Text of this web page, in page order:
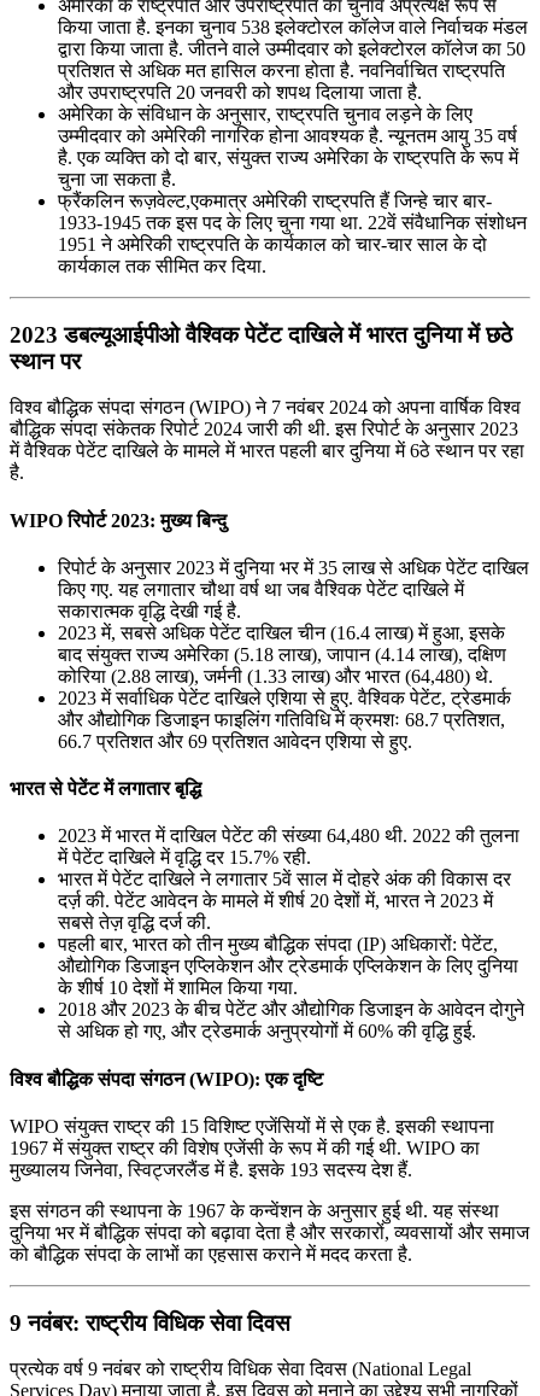
अमेरिका के राष्ट्रपति और उपराष्ट्रपति का चुनाव अप्रत्यक्ष रूप से
किया जाता है. इनका चुनाव 538 इलेक्टोरल कॉलेज वाले निर्वाचक मंडल
द्वारा किया जाता है. जीतने वाले उम्मीदवार को इलेक्टोरल कॉलेज का 50
प्रतिशत से अधिक मत हासिल करना होता है. नवनिर्वाचित राष्ट्रपति
और उपराष्ट्रपति 20 जनवरी को शपथ दिलाया जाता है.
अमेरिका के संविधान के अनुसार, राष्ट्रपति चुनाव लड़ने के लिए
उम्मीदवार को अमेरिकी नागरिक होना आवश्यक है. न्यूनतम आयु 35 वर्ष
है. एक व्यक्ति को दो बार, संयुक्त राज्य अमेरिका के राष्ट्रपति के रूप में
चुना जा सकता है.
फ्रैंकलिन रूज़वेल्ट,एकमात्र अमेरिकी राष्ट्रपति हैं जिन्हे चार बार-
1933-1945 तक इस पद के लिए चुना गया था. 22वें संवैधानिक संशोधन
1951 ने अमेरिकी राष्ट्रपति के कार्यकाल को चार-चार साल के दो
कार्यकाल तक सीमित कर दिया.
2023 डबल्यूआईपीओ वैश्विक पेटेंट दाखिले में भारत दुनिया में छठे
स्थान पर
विश्व बौद्धिक संपदा संगठन (WIPO) ने 7 नवंबर 2024 को अपना वार्षिक विश्व
बौद्धिक संपदा संकेतक रिपोर्ट 2024 जारी की थी. इस रिपोर्ट के अनुसार 2023
में वैश्विक पेटेंट दाखिले के मामले में भारत पहली बार दुनिया में 6ठे स्थान पर रहा
है.
WIPO रिपोर्ट 2023: मुख्य बिन्दु
रिपोर्ट के अनुसार 2023 में दुनिया भर में 35 लाख से अधिक पेटेंट दाखिल
किए गए. यह लगातार चौथा वर्ष था जब वैश्विक पेटेंट दाखिले में
सकारात्मक वृद्धि देखी गई है.
2023 में, सबसे अधिक पेटेंट दाखिल चीन (16.4 लाख) में हुआ, इसके
बाद संयुक्त राज्य अमेरिका (5.18 लाख), जापान (4.14 लाख), दक्षिण
कोरिया (2.88 लाख), जर्मनी (1.33 लाख) और भारत (64,480) थे.
2023 में सर्वाधिक पेटेंट दाखिले एशिया से हुए. वैश्विक पेटेंट, ट्रेडमार्क
और औद्योगिक डिजाइन फाइलिंग गतिविधि में क्रमशः 68.7 प्रतिशत,
66.7 प्रतिशत और 69 प्रतिशत आवेदन एशिया से हुए.
भारत से पेटेंट में लगातार बृद्धि
2023 में भारत में दाखिल पेटेंट की संख्या 64,480 थी. 2022 की तुलना
में पेटेंट दाखिले में वृद्धि दर 15.7% रही.
भारत में पेटेंट दाखिले ने लगातार 5वें साल में दोहरे अंक की विकास दर
दर्ज़ की. पेटेंट आवेदन के मामले में शीर्ष 20 देशों में, भारत ने 2023 में
सबसे तेज़ वृद्धि दर्ज की.
पहली बार, भारत को तीन मुख्य बौद्धिक संपदा (IP) अधिकारों: पेटेंट,
औद्योगिक डिजाइन एप्लिकेशन और ट्रेडमार्क एप्लिकेशन के लिए दुनिया
के शीर्ष 10 देशों में शामिल किया गया.
2018 और 2023 के बीच पेटेंट और औद्योगिक डिजाइन के आवेदन दोगुने
से अधिक हो गए, और ट्रेडमार्क अनुप्रयोगों में 60% की वृद्धि हुई.
विश्व बौद्धिक संपदा संगठन (WIPO): एक दृष्टि
WIPO संयुक्त राष्ट्र की 15 विशिष्ट एजेंसियों में से एक है. इसकी स्थापना
1967 में संयुक्त राष्ट्र की विशेष एजेंसी के रूप में की गई थी. WIPO का
मुख्यालय जिनेवा, स्विट्जरलैंड में है. इसके 193 सदस्य देश हैं.
इस संगठन की स्थापना के 1967 के कन्वेंशन के अनुसार हुई थी. यह संस्था
दुनिया भर में बौद्धिक संपदा को बढ़ावा देता है और सरकारों, व्यवसायों और समाज
को बौद्धिक संपदा के लाभों का एहसास कराने में मदद करता है.
9 नवंबर: राष्ट्रीय विधिक सेवा दिवस
प्रत्येक वर्ष 9 नवंबर को राष्ट्रीय विधिक सेवा दिवस (National Legal
Services Day) मनाया जाता है. इस दिवस को मनाने का उद्देश्य सभी नागरिकों